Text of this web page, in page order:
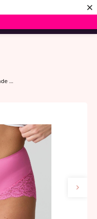
×
Marie Jo Color Studio corrigerende tailleslip 36-46 hollywood pink